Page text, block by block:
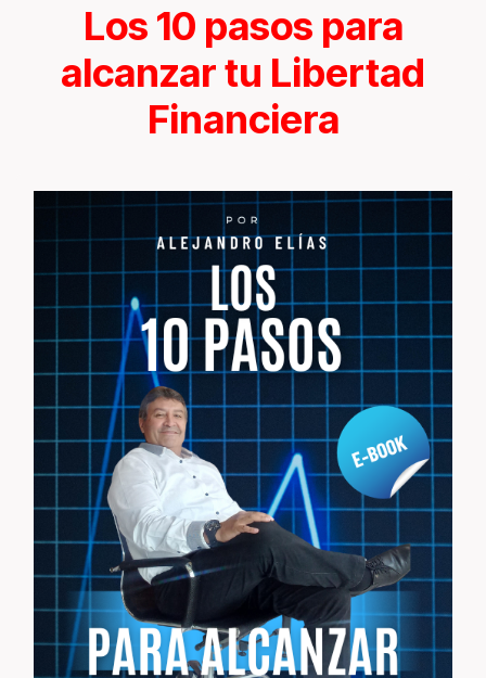
Los 10 pasos para
alcanzar tu Libertad
Financiera